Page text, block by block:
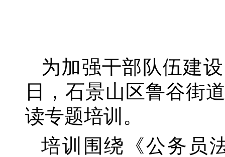
为加强干部队伍建
日，石景山区鲁谷街
读专题培训。
培训围绕《公务员